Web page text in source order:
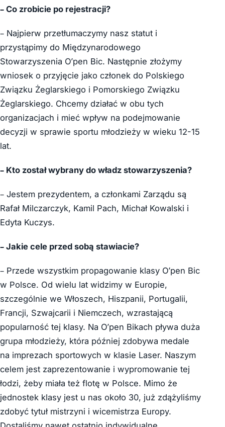
– Co zrobicie po rejestracji?
– Najpierw przetłumaczymy nasz statut i
przystąpimy do Międzynarodowego
Stowarzyszenia O’pen Bic. Następnie złożymy
wniosek o przyjęcie jako członek do Polskiego
Związku Żeglarskiego i Pomorskiego Związku
Żeglarskiego. Chcemy działać w obu tych
organizacjach i mieć wpływ na podejmowanie
decyzji w sprawie sportu młodzieży w wieku 12-15
lat.
– Kto został wybrany do władz stowarzyszenia?
– Jestem prezydentem, a członkami Zarządu są
Rafał Milczarczyk, Kamil Pach, Michał Kowalski i
Edyta Kuczys.
– Jakie cele przed sobą stawiacie?
– Przede wszystkim propagowanie klasy O’pen Bic
w Polsce. Od wielu lat widzimy w Europie,
szczególnie we Włoszech, Hiszpanii, Portugalii,
Francji, Szwajcarii i Niemczech, wzrastającą
popularność tej klasy. Na O’pen Bikach pływa duża
grupa młodzieży, która później zdobywa medale
na imprezach sportowych w klasie Laser. Naszym
celem jest zaprezentowanie i wypromowanie tej
łodzi, żeby miała też flotę w Polsce. Mimo że
jednostek klasy jest u nas około 30, już zdążyliśmy
zdobyć tytuł mistrzyni i wicemistrza Europy.